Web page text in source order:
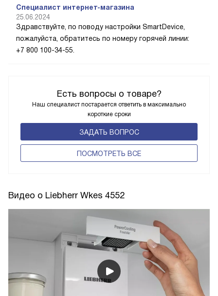
Есть вопросы о товаре?
Наш специалист постарается ответить в максимально
короткие сроки
ЗАДАТЬ ВОПРОС
ПОCМОТРЕТЬ ВСЕ
Специалист интернет-магазина
25.06.2024
Здравствуйте, по поводу настройки SmartDevice,
пожалуйста, обратитесь по номеру горячей линии:
+7 800 100-34-55.
Видео о Liebherr Wkes 4552